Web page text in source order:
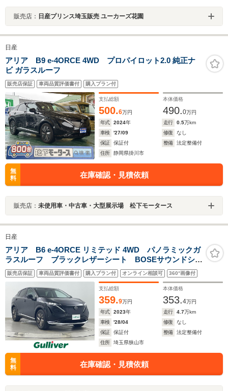
販売店： 日産プリンス埼玉販売 ユーカーズ花園
日産
アリア B9 e-4ORCE 4WD プロパイロット2.0 純正ナ
ビ ガラスルーフ
販売店保証 車両品質評価書付 購入プラン付
支払総額
500.6万円
本体価格
490.0万円
年式
2024年 走行 0.5万km
車検
'27/09 修復
なし
保証
保証付 整備
法定整備付
住所
静岡県掛川市
無
料
在庫確認・見積依頼
販売店： 未使用車・中古車・大型展示場 松下モータース
日産
アリア B6 e-4ORCE リミテッド 4WD パノラミックガ
ラスルーフ ブラックレザーシート BOSEサウンドシス
テム ダイナミックパッケージ プロパイロット2.0 純
正メーカーナビフルセグTV 全周囲カメラ ETC2.0 デ
ジタルインナーミラー
販売店保証 車両品質評価書付 購入プラン付 オンライン相談可 360°画像付
支払総額
359.9万円
本体価格
353.4万円
年式
2023年 走行 4.7万km
車検
'28/04 修復
なし
保証
保証付 整備
法定整備付
住所
埼玉県狭山市
無
料
在庫確認・見積依頼